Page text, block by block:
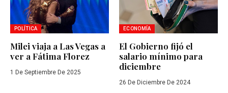
POLÍTICA
Milei viaja a Las Vegas a
ver a Fátima Florez
1 De Septiembre De 2025
ECONOMÍA
El Gobierno fijó el
salario mínimo para
diciembre
26 De Diciembre De 2024